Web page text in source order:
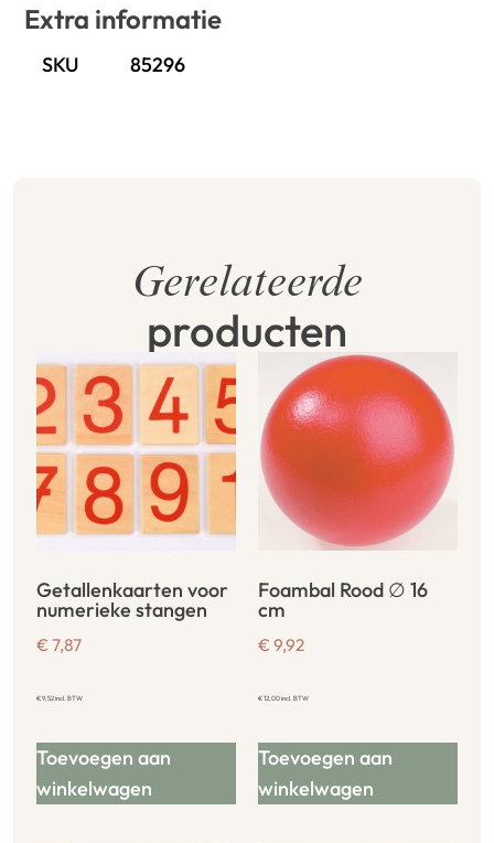
Extra informatie
SKU 85296
Gerelateerde
producten
Getallenkaarten voor
numerieke stangen
€ 7,87
€9,52incl. BTW
Toevoegen aan
winkelwagen
Foambal Rood ∅ 16
cm
€ 9,92
€12,00incl. BTW
Toevoegen aan
winkelwagen